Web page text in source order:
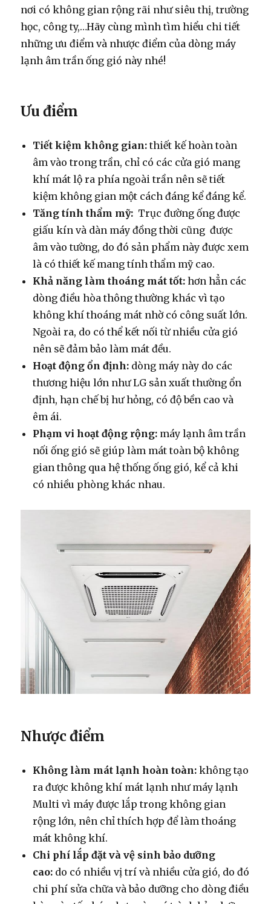
nơi có không gian rộng rãi như siêu thị, trường
học, công ty,…Hãy cùng mình tìm hiểu chi tiết
những ưu điểm và nhược điểm của dòng máy
lạnh âm trần ống gió này nhé!
Ưu điểm
Tiết kiệm không gian: thiết kế hoàn toàn
âm vào trong trần, chỉ có các cửa gió mang
khí mát lộ ra phía ngoài trần nên sẽ tiết
kiệm không gian một cách đáng kể đáng kể.
Tăng tính thẩm mỹ: Trục đường ống được
giấu kín và dàn máy đồng thời cũng được
âm vào tường, do đó sản phẩm này được xem
là có thiết kế mang tính thẩm mỹ cao.
Khả năng làm thoáng mát tốt: hơn hẳn các
dòng điều hòa thông thường khác vì tạo
không khí thoáng mát nhờ có công suất lớn.
Ngoài ra, do có thể kết nối từ nhiều cửa gió
nên sẽ đảm bảo làm mát đều.
Hoạt động ổn định: dòng máy này do các
thương hiệu lớn như LG sản xuất thường ổn
định, hạn chế bị hư hỏng, có độ bền cao và
êm ái.
Phạm vi hoạt động rộng: máy lạnh âm trần
nối ống gió sẽ giúp làm mát toàn bộ không
gian thông qua hệ thống ống gió, kể cả khi
có nhiều phòng khác nhau.
Nhược điểm
Không làm mát lạnh hoàn toàn:không tạo
ra được không khí mát lạnh như máy lạnh
Multi vì máy được lắp trong không gian
rộng lớn, nên chỉ thích hợp để làm thoáng
mát không khí.
Chi phí lắp đặt và vệ sinh bảo dưỡng
cao: do có nhiều vị trí và nhiều cửa gió, do đó
chi phí sửa chữa và bảo dưỡng cho dòng điều